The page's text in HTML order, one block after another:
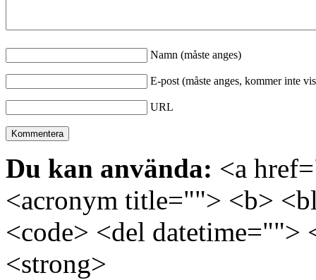
Namn (måste anges)
E-post (måste anges, kommer inte
URL
Du kan använda: <a
<acronym title=""> <b>
<code> <del
<strong>